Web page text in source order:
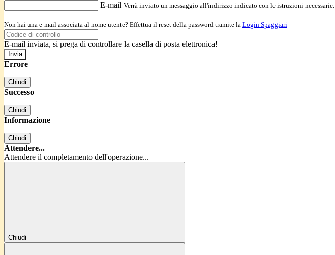
E-mail Verrà inviato un messaggio all'indirizzo indicato con le istruzioni necessarie.
Non hai una e-mail associata al nome utente? Effettua il reset della password tramite la Login Spaggiari
E-mail inviata, si prega di controllare la casella di posta elettronica!
Errore
Chiudi
Successo
Chiudi
Informazione
Chiudi
Attendere...
Attendere il completamento dell'operazione...
Chiudi